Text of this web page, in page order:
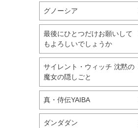
グノーシア
最後にひとつだけお願いして
もよろしいでしょうか
サイレント・ウィッチ 沈黙の
魔女の隠しごと
真・侍伝YAIBA
ダンダダン